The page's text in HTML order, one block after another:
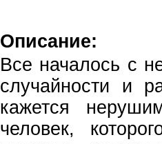
Описание:
Все началось с
случайности и
кажется
человек,